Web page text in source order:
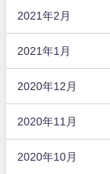
2021年2月
2021年1月
2020年12月
2020年11月
2020年10月